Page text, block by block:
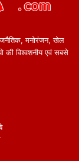
मनोरंजन, खेल
की विश्वशनीय एवं सबसे